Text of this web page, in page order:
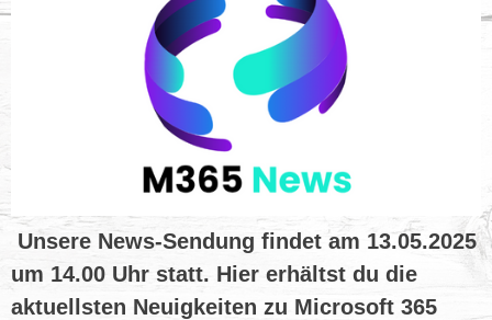
Unsere News-Sendung findet am 13.05.2025
um 14.00 Uhr statt. Hier erhältst du die
aktuellsten Neuigkeiten zu Microsoft 365